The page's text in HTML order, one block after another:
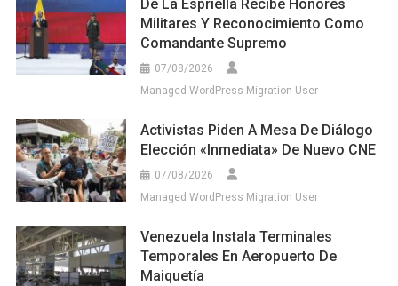
De La Espriella Recibe Honores
Militares Y Reconocimiento Como
Comandante Supremo
07/08/2026
Managed WordPress Migration User
Activistas Piden A Mesa De Diálogo
Elección «inmediata» De Nuevo CNE
07/08/2026
Managed WordPress Migration User
Venezuela Instala Terminales
Temporales En Aeropuerto De
Maiquetía